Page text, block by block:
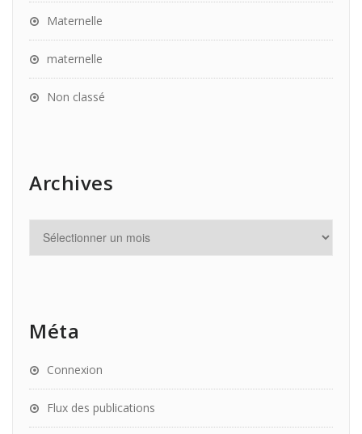
Maternelle
maternelle
Non classé
Archives
Méta
Connexion
Flux des publications